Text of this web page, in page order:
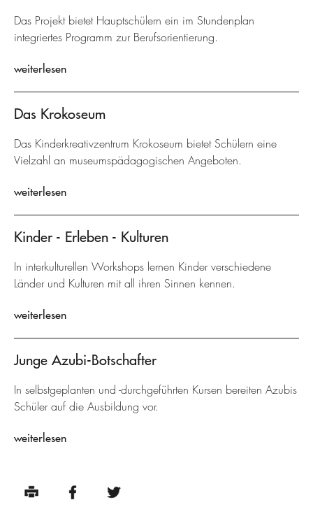
Das Projekt bietet Hauptschülern ein im Stundenplan
integriertes Programm zur Berufsorientierung.
weiterlesen
Das Krokoseum
Das Kinderkreativzentrum Krokoseum bietet Schülern eine
Vielzahl an museumspädagogischen Angeboten.
weiterlesen
Kinder - Erleben - Kulturen
In interkulturellen Workshops lernen Kinder verschiedene
Länder und Kulturen mit all ihren Sinnen kennen.
weiterlesen
Junge Azubi-Botschafter
In selbstgeplanten und -durchgeführten Kursen bereiten Azubis
Schüler auf die Ausbildung vor.
weiterlesen